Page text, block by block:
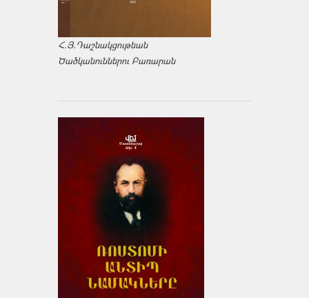
Հ.Յ.Դաշնակցութեան
Ծածկանուններու Բառարան